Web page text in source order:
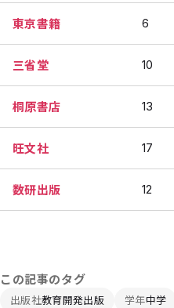
東京書籍 6
三省堂 10
桐原書店 13
旺文社 17
数研出版 12
この記事のタグ
出版社教育開発出版 学年中学